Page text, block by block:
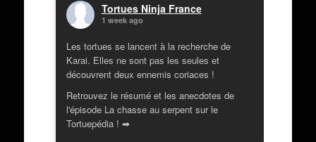
Tortues Ninja France
1 week ago
Les tortues se lancent à la recherche de
Karai. Elles ne sont pas les seules et
découvrent deux ennemis coriaces !
Retrouvez le résumé et les anecdotes de
l'épisode La chasse au serpent sur le
Tortuepédia ! ➡